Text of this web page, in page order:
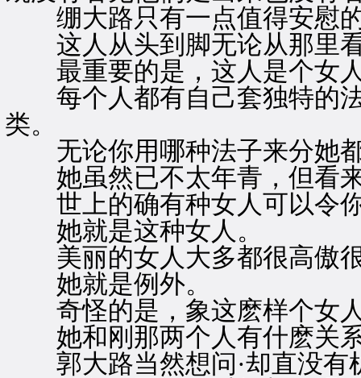
绷大路只有一点值得安慰
这人从头到脚无论从那里看
最重要的是，这人是个女
每个人都有自己套独特的法
类。
无论你用哪种法子来分她都
她虽然已不太年青，但看来
世上的确有种女人可以令你
她就是这种女人。
美丽的女人大多都很高傲很
她就是例外。
奇怪的是，象这麽样个女人
她和刚那两个人有什麽关系
郭大路当然想问·却直没有